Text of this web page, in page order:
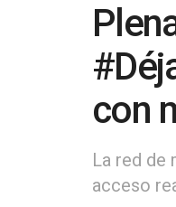
con
La red de
acceso